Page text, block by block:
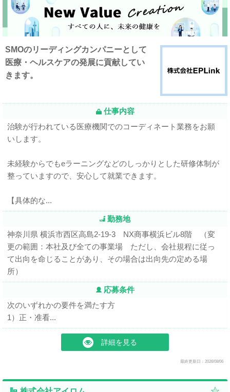
SMOのリーディングカンパニーとして
医療・ヘルスケアの発展に貢献してい
きます。
仕事内容
治験が行われている医療機関でのコーディネート業務をお願
いします。
未経験からでもeラーニングなどのしっかりとした研修体制が
整っていますので、安心して就業できます。
【具体的な...
勤務地
神奈川県 横浜市西区高島2-19-3 NX商事横浜ビル8階 （変
更の範囲：本社及び全ての事業場 ただし、会社規程に従っ
て出向を命じることがあり、その場合は出向先の定める場
所）
応募条件
次のいずれかの要件を満たす方
1）正・准看...
詳細を見る
最終更新日：2026/08/06